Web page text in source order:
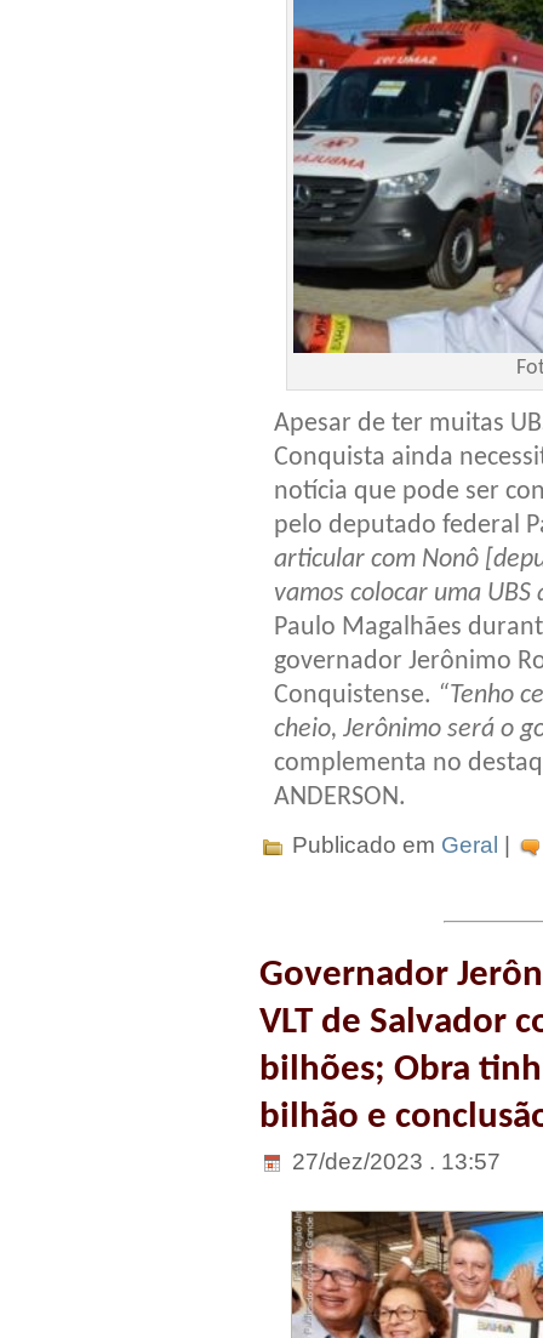
Apesar de ter muitas
Conquista ainda
notícia que pode ser
pelo deputado federal
articular com Nonô
vamos colocar uma
Paulo Magalhães
governador Jerônimo
Conquistense. “Tenho
cheio, Jerônimo será o
complementa no
ANDERSON.
Publicado em Geral
Governador
VLT de Salvador
bilhões; Obra
bilhão e
27/dez/2023 . 13:57